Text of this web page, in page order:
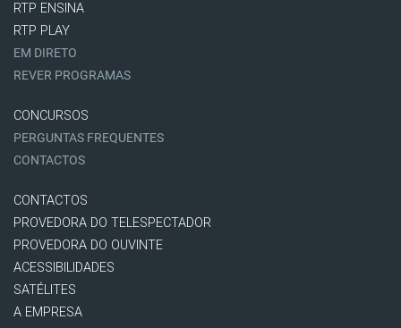
RTP ENSINA
RTP PLAY
EM DIRETO
REVER PROGRAMAS
CONCURSOS
PERGUNTAS FREQUENTES
CONTACTOS
CONTACTOS
PROVEDORA DO TELESPECTADOR
PROVEDORA DO OUVINTE
ACESSIBILIDADES
SATÉLITES
A EMPRESA